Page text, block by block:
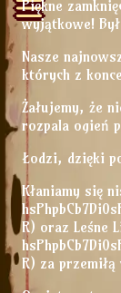
Piękne
wyjątkowe!
Nasze
których z
Żałujemy, że
rozpala ogień
Łodzi, dzięki
Kłaniamy się
R) oraz Leśne
R) za